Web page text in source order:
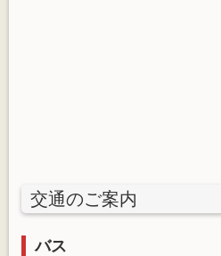
交通のご案内
バス